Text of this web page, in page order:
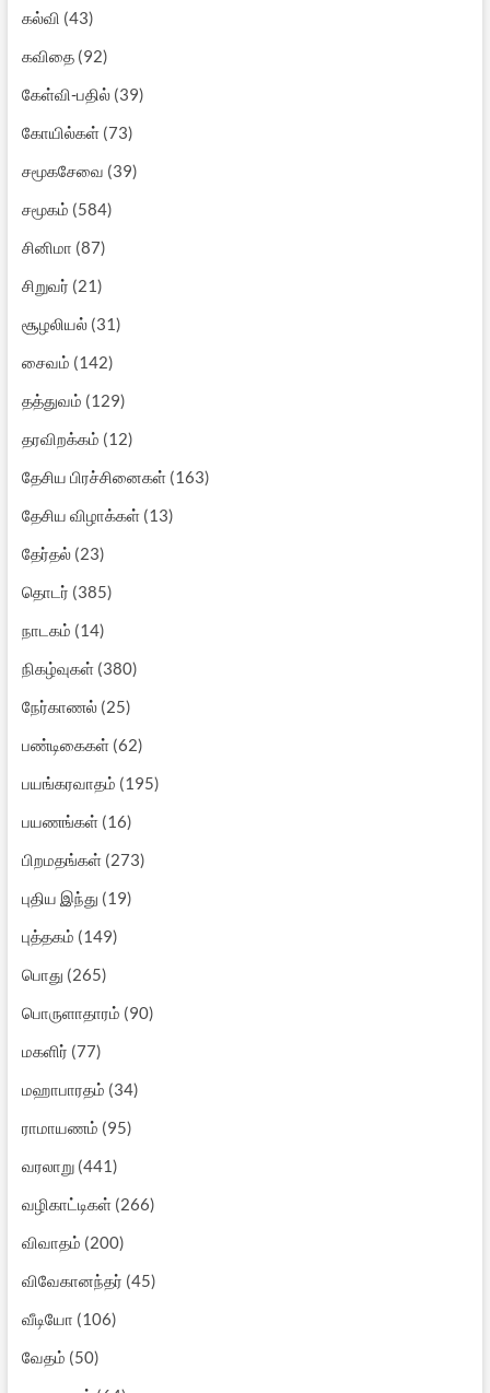
கல்வி (43)
கவிதை(92)
கேள்வி-பதில்(39)
கோயில்கள்(73)
சமூகசேவை (39)
சமூகம் (584)
சினிமா (87)
சிறுவர் (21)
சூழலியல்(31)
சைவம் (142)
தத்துவம் (129)
தரவிறக்கம் (12)
தேசிய பிரச்சினைகள்(163)
தேசிய விழாக்கள்(13)
தேர்தல்(23)
தொடர் (385)
நாடகம் (14)
நிகழ்வுகள்(380)
நேர்காணல்(25)
பண்டிகைகள்(62)
பயங்கரவாதம் (195)
பயணங்கள்(16)
பிறமதங்கள்(273)
புதிய இந்து (19)
புத்தகம் (149)
பொது (265)
பொருளாதாரம் (90)
மகளிர் (77)
மஹாபாரதம் (34)
ராமாயணம் (95)
வரலாறு(441)
வழிகாட்டிகள்(266)
விவாதம் (200)
விவேகானந்தர் (45)
வீடியோ (106)
வேதம் (50)